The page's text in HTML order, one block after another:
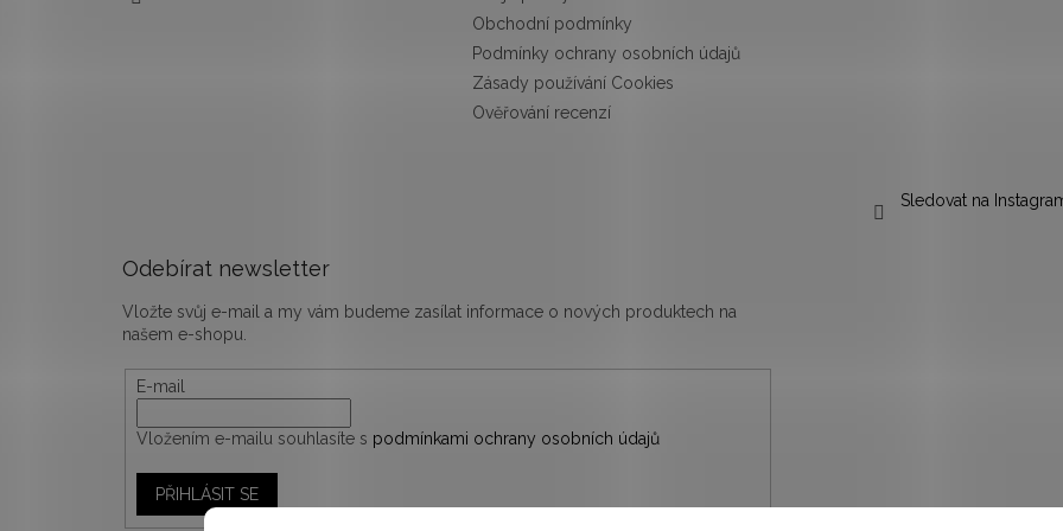
Obchodní podmínky
Podmínky ochrany osobních údajů
Zásady používání Cookies
Ověřování recenzí
Sledovat na
Odebírat newsletter
Vložte svůj e-mail a my vám budeme zasílat informace o nových produktech na
našem e-shopu.
E-mail
Vložením e-mailu souhlasíte s podmínkami ochrany osobních údajů
PŘIHLÁSIT SE